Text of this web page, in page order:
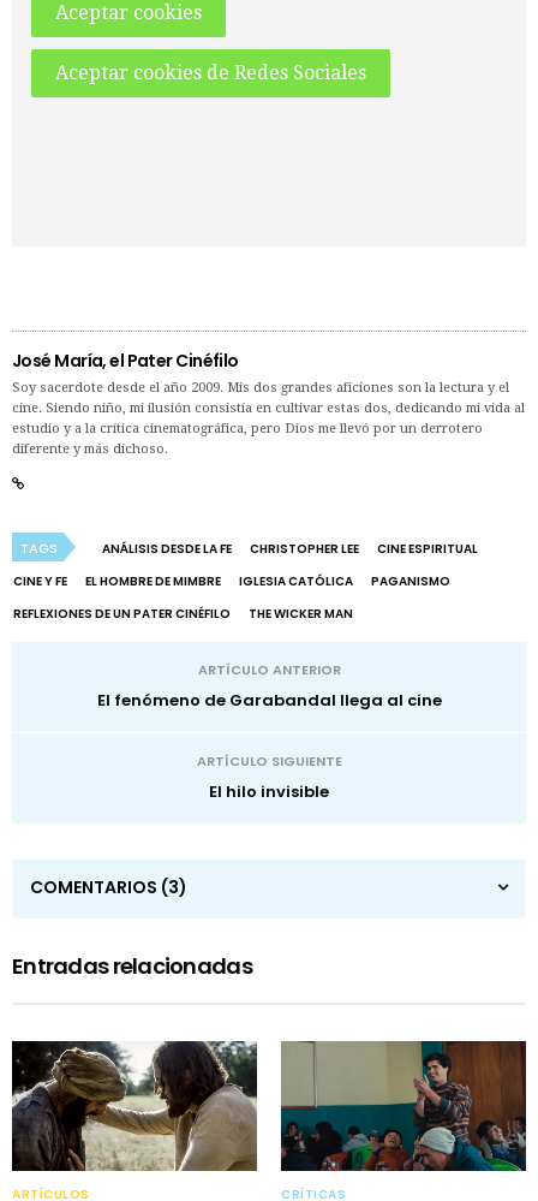
Aceptar cookies
Aceptar cookies de Redes Sociales
José María, el Pater Cinéfilo
Soy sacerdote desde el año 2009. Mis dos grandes aficiones son la lectura y el
cine. Siendo niño, mi ilusión consistía en cultivar estas dos, dedicando mi vida al
estudio y a la crítica cinematográfica, pero Dios me llevó por un derrotero
diferente y más dichoso.
TAGS ANÁLISIS DESDE LA FE CHRISTOPHER LEE
CINE ESPIRITUAL
CINE Y FE
EL HOMBRE DE MIMBRE IGLESIA CATÓLICA
PAGANISMO
REFLEXIONES DE UN PATER CINÉFILO
THE WICKER MAN
ARTÍCULO ANTERIOR
El fenómeno de Garabandal llega al cine
ARTÍCULO SIGUIENTE
El hilo invisible
COMENTARIOS (3)
Entradas relacionadas
ARTÍCULOS CRÍTICAS